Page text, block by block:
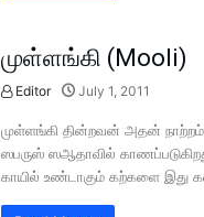
முள்ளங்கி (Mooli)
Editor July 1, 2011
முள்ளங்கி தின்றவன் அதன்
ஸபருஸ் ஸஆதாவில்
காயில் உண்டாகும் கற்களை இது